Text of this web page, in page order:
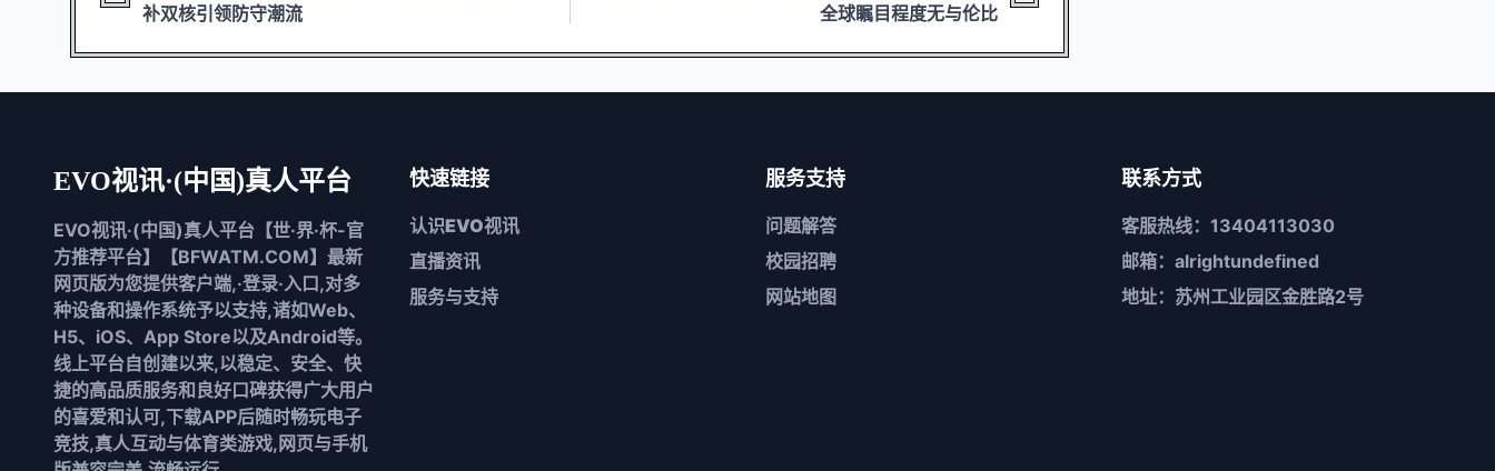
补双核引领防守潮流
全球瞩目程度无与伦比
EVO视讯·(中国)真人平台
EVO视讯·(中国)真人平台【世·界·杯-官
方推荐平台】【BFWATM.COM】最新
网页版为您提供客户端,·登录·入口,对多
种设备和操作系统予以支持,诸如Web、
H5、iOS、App Store以及Android等。
线上平台自创建以来,以稳定、安全、快
捷的高品质服务和良好口碑获得广大用户
的喜爱和认可,下载APP后随时畅玩电子
竞技,真人互动与体育类游戏,网页与手机
快速链接
认识EVO视讯
直播资讯
服务与支持
服务支持
问题解答
校园招聘
网站地图
联系方式
客服热线：13404113030
邮箱：alrightundefined
地址：苏州工业园区金胜路2号